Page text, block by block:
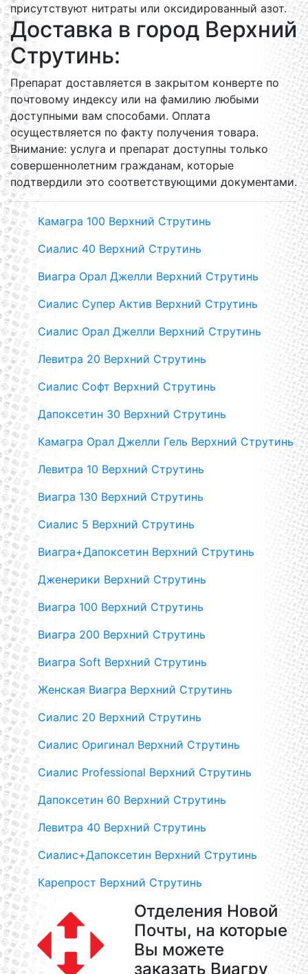
присутствуют нитраты или оксидированный азот.
Доставка в город Верхний
Струтинь:
Препарат доставляется в закрытом конверте по
почтовому индексу или на фамилию любыми
доступными вам способами. Оплата
осуществляется по факту получения товара.
Внимание: услуга и препарат доступны только
совершеннолетним гражданам, которые
подтвердили это соответствующими документами.
Камагра 100 Верхний Струтинь
Сиалис 40 Верхний Струтинь
Виагра Орал Джелли Верхний Струтинь
Сиалис Супер Актив Верхний Струтинь
Сиалис Орал Джелли Верхний Струтинь
Левитра 20 Верхний Струтинь
Сиалис Софт Верхний Струтинь
Дапоксетин 30 Верхний Струтинь
Камагра Орал Джелли Гель Верхний Струтинь
Левитра 10 Верхний Струтинь
Виагра 130 Верхний Струтинь
Сиалис 5 Верхний Струтинь
Виагра+Дапоксетин Верхний Струтинь
Дженерики Верхний Струтинь
Виагра 100 Верхний Струтинь
Виагра 200 Верхний Струтинь
Виагра Soft Верхний Струтинь
Женская Виагра Верхний Струтинь
Сиалис 20 Верхний Струтинь
Сиалис Оригинал Верхний Струтинь
Сиалис Professional Верхний Струтинь
Дапоксетин 60 Верхний Струтинь
Левитра 40 Верхний Струтинь
Сиалис+Дапоксетин Верхний Струтинь
Карепрост Верхний Струтинь
Отделения Новой
Почты, на которые
Вы можете
заказать Виагру